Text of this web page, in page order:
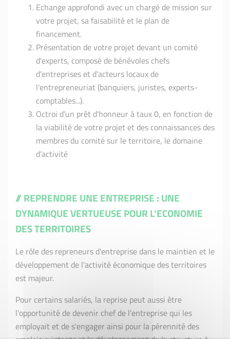
Echange approfondi avec un chargé de mission sur
votre projet, sa faisabilité et le plan de
financement.
Présentation de votre projet devant un comité
d'experts, composé de bénévoles chefs
d'entreprises et d'acteurs locaux de
l'entrepreneuriat (banquiers, juristes, experts-
comptables...).
Octroi d’un prêt d'honneur à taux 0, en fonction de
la viabilité de votre projet et des connaissances des
membres du comité sur le territoire, le domaine
d’activité
// REPRENDRE UNE ENTREPRISE : UNE
DYNAMIQUE VERTUEUSE POUR L'ECONOMIE
DES TERRITOIRES
Le rôle des repreneurs d'entreprise dans le maintien et le
développement de l'activité économique des territoires
est majeur.
Pour certains salariés, la reprise peut aussi être
l'opportunité de devenir chef de l'entreprise qui les
employait et de s'engager ainsi pour la pérennité des